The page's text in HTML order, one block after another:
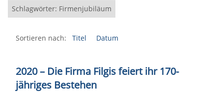
Schlagwörter: Firmenjubiläum
Sortieren nach: Titel Datum
2020 – Die Firma Filgis feiert ihr 170-
jähriges Bestehen